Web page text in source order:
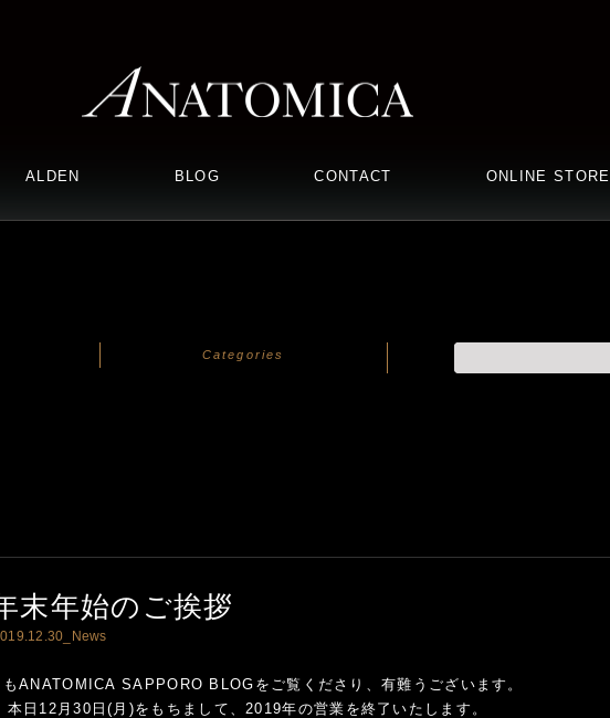
ALDEN BLOG CONTACT ONLINE STORE
Categories
末年始のご挨拶
News
もANATOMICA SAPPORO BLOGをご覧くださり、有難うございます。
本日12月30日(月)をもちまして、2019年の営業を終了いたします。